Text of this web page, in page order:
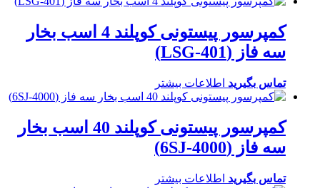
کمپرسور پیستونی کوپلند 4 اسب بخار
سه فاز (LSG-401)
تماس بگیرید اطلاعات بیشتر
کمپرسور پیستونی کوپلند 40 اسب بخار
سه فاز (6SJ-4000)
تماس بگیرید اطلاعات بیشتر